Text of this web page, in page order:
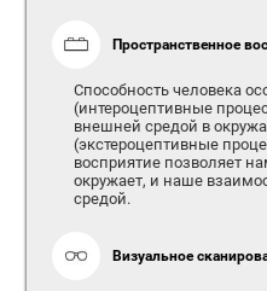
Пространственное
Способность человека
(интероцептивные
внешней средой в
(экстероцептивные
восприятие позволяет
окружает, и наше
средой.
Визуальное